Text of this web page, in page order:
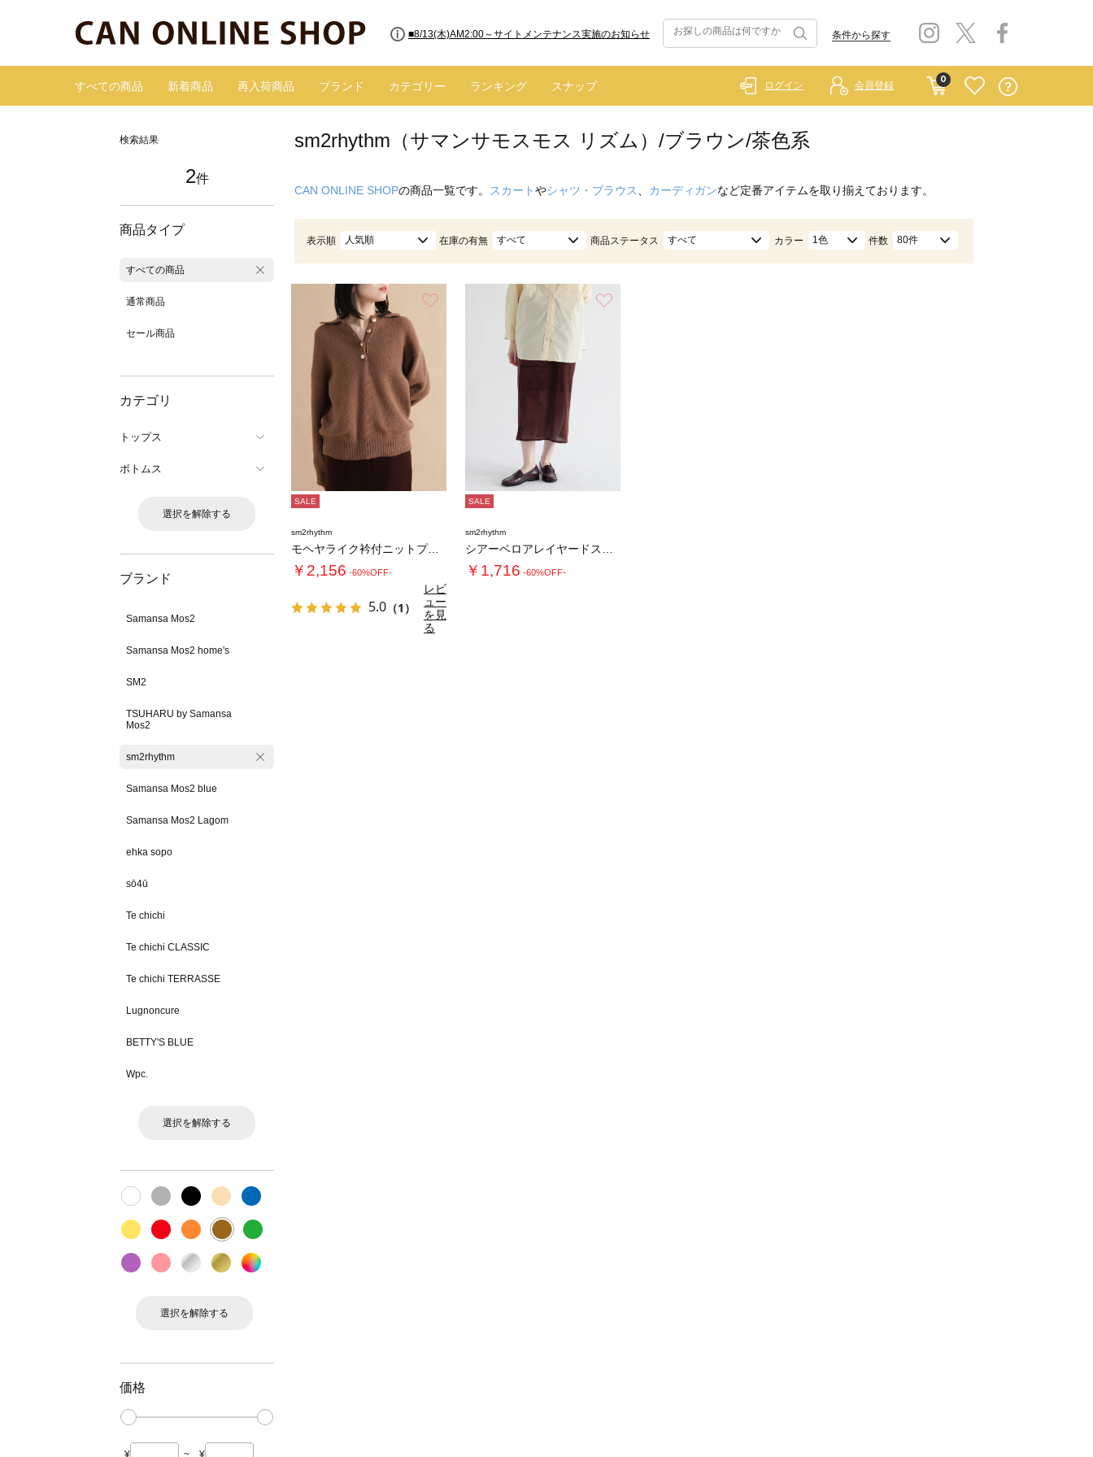
■8/13(木)AM2:00～サイトメンテナンス実施のお知らせ 条件から探す
すべての商品 新着商品 再入荷商品 ブランド カテゴリー ランキング スナップ
0
ログイン 会員登録
検索結果
2件
商品タイプ
すべての商品
通常商品
セール商品
カテゴリ
トップス
ボトムス
選択を解除する
ブランド
Samansa Mos2
Samansa Mos2 home's
SM2
TSUHARU by Samansa
Mos2
sm2rhythm
Samansa Mos2 blue
Samansa Mos2 Lagom
ehka sopo
sō4ū
Te chichi
Te chichi CLASSIC
Te chichi TERRASSE
Lugnoncure
BETTY'S BLUE
Wpc.
選択を解除する
選択を解除する
価格
¥ ~ ¥
sm2rhythm（サマンサモスモス リズム）/ブラウン/茶色系
CAN ONLINE SHOPの商品一覧です。 スカートやシャツ・ブラウス カーディガンなど定番アイテムを取り揃えております。
表示順 人気順 在庫の有無 すべて 商品ステータス すべて カラー 1色 件数 80件
SALE
sm2rhythm
モヘヤライク衿付ニットプルオーバー
￥2,156 -60%OFF-
5.0 （1）
レビ
ュー
を見
る
SALE
sm2rhythm
￥1,716 -60%OFF-